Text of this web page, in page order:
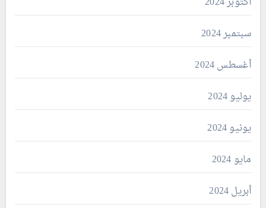
سبتمبر 2024
أغسطس 2024
يوليو 2024
يونيو 2024
مايو 2024
أبريل 2024